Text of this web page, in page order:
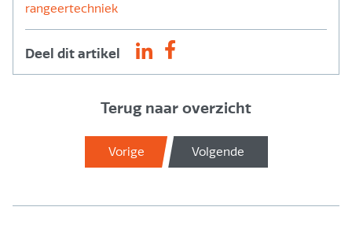
rangeertechniek
Deel dit artikel
Vorige
Terug naar overzicht
Volgende